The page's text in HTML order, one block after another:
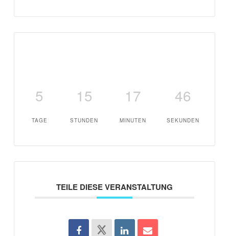
5
TAGE
15
STUNDEN
17
MINUTEN
46
SEKUNDEN
TEILE DIESE VERANSTALTUNG